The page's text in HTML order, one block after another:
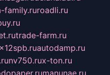
family.ruroadli.ru
trade-farm.ru
autodamp.ru
nv750.rux-ton.ru
manunae.ru